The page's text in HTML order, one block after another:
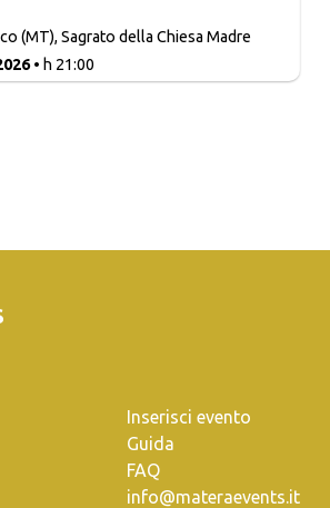
(MT), Sagrato della Chiesa Madre
• h 21:00
Inserisci evento
Guida
FAQ
info@materaevents.it